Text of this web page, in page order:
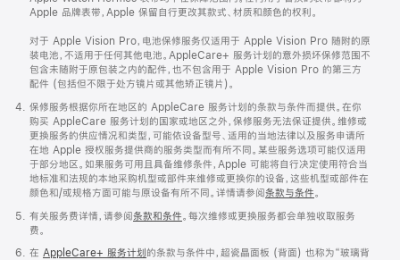
Apple 品牌表带，Apple 保留自行更改其款式、材质和颜色的权利。
对于 Apple Vision Pro，电池保修服务仅适用于 Apple Vision Pro 随附的原
装电池，不适用于任何其他电池。AppleCare+ 服务计划的意外损坏保修范围不
包含未随附于原包装之内的配件，也不包含用于 Apple Vision Pro 的第三方
配件 (包括但不限于处方镜片或其他矫正镜片)。
保修服务根据你所在地区的 AppleCare 服务计划的条款与条件而提供。在你
购买 AppleCare 服务计划的国家或地区之外，保修服务无法保证提供。维修或
更换服务的供应情况和类型，可能依设备型号、适用的当地法律以及服务申请所
在地 Apple 授权服务提供商的服务类型而有所不同。某些服务选项可能仅适用
于部分地区。如果服务可用且具备维修条件，Apple 可能将自行决定使用符合当
地标准和法规的本地采购机型或部件来维修或更换你的设备，这些机型或部件在
颜色和/或规格方面可能与原设备有所不同。详情请参阅条款与条件。
有关服务费详情，请参阅条款和条件。每次维修或更换服务都会单独收取服务
费。
在 AppleCare+ 服务计划 的条款与条件中，超瓷晶面板 (背面) 也称为“玻璃背